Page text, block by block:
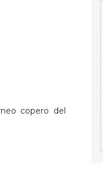
copero del